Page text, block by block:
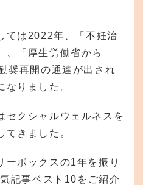
ては2022年、「不妊治
、「厚生労働省から
奨再開の通達が出され
なりました。
セクシャルウェルネスを
てきました。
ーボックスの1年を振り
記事ベスト10をご紹介